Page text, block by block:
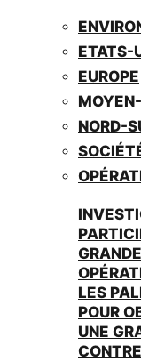
ETATS-
EUROPE
NORD-
LES
POUR
UNE